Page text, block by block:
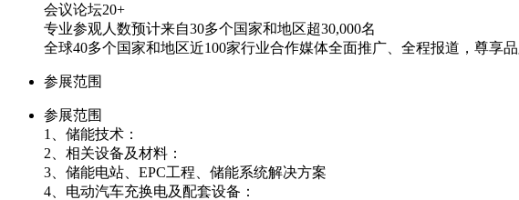
会议论坛20+
专业参观人数预计来自30多个国家和地区超30,000名
全球40多个国家和地区近100家行业合作媒体全面推广、全程报道，尊享
参展范围
参展范围
1、储能技术：
2、相关设备及材料：
3、储能电站、EPC工程、储能系统解决方案
4、电动汽车充换电及配套设备：